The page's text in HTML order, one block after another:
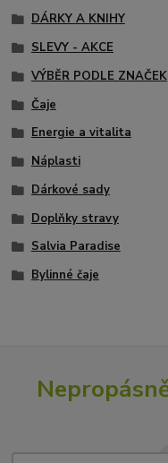
DÁRKY A KNIHY
SLEVY - AKCE
VÝBĚR PODLE ZNAČEK
Čaje
Energie a vitalita
Náplasti
Dárkové sady
Doplňky stravy
Salvia Paradise
Bylinné čaje